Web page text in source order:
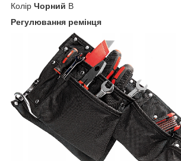
Колір Чорний B
Регулювання ремінця